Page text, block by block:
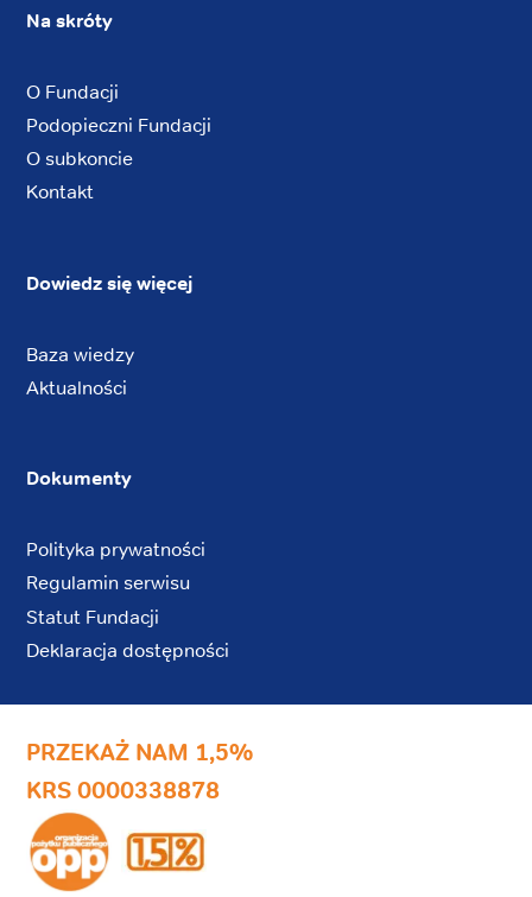
Na skróty
O Fundacji
Podopieczni Fundacji
O subkoncie
Kontakt
Dowiedz się więcej
Baza wiedzy
Aktualności
Dokumenty
Polityka prywatności
Regulamin serwisu
Statut Fundacji
Deklaracja dostępności
PRZEKAŻ NAM 1,5%
KRS 0000338878